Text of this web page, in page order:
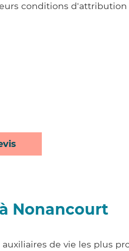
conditions d'attribution
Nonancourt
de vie les plus